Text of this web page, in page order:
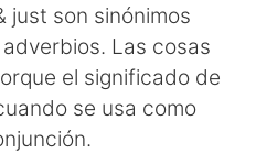
just son sinónimos
Las cosas
el significado de
se usa como